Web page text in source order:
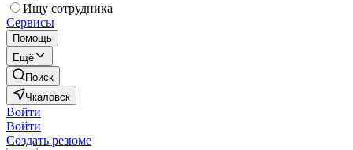
Ищу сотрудника
Сервисы
Помощь
Ещё
Поиск
Чкаловск
Войти
Войти
Создать резюме